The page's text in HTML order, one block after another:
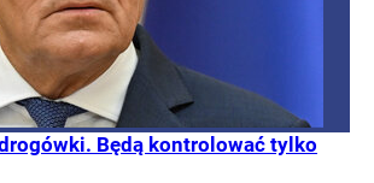
Będą kontrolować tylko